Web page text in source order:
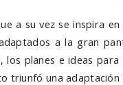
a su vez se inspira en
a la gran
planes e ideas para
triunfó una adaptación